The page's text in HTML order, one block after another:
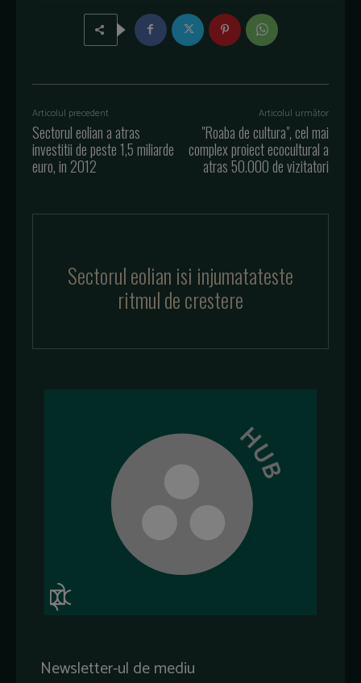
Articolul precedent
Sectorul eolian a atras
investitii de peste 1,5 miliarde
euro, in 2012
Articolul următor
"Roaba de cultura", cel mai
complex proiect ecocultural a
atras 50.000 de vizitatori
Sectorul eolian isi injumatateste
ritmul de crestere
Newsletter-ul de mediu